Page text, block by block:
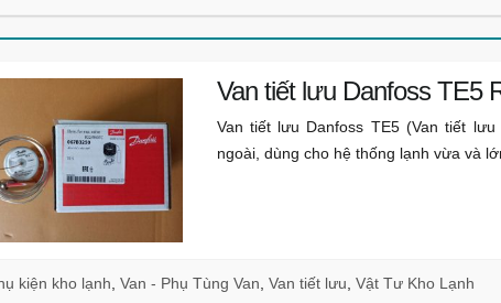
Van tiết lưu Danfoss TE5
Van tiết lưu Danfoss TE5 (Van tiết
ngoài, dùng cho hệ thống lạnh vừa và
kiện kho lạnh Van - Phụ Tùng Van Van tiết lưu Vật Tư Kho Lạnh